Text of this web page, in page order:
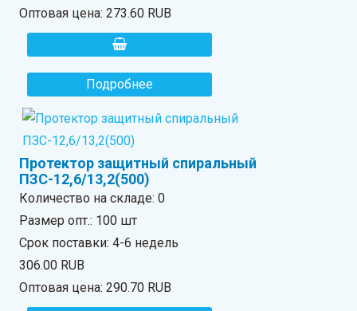
Оптовая цена:273.60 RUB
Подробнее
Протектор защитный спиральный
ПЗС-12,6/13,2(500)
Количество на складе:0
Размер опт.: 100 шт
Срок поставки: 4-6 недель
306.00 RUB
Оптовая цена:290.70 RUB